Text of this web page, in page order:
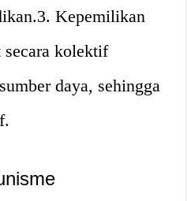
Kepemilikan
secara kolektif
daya, sehingga